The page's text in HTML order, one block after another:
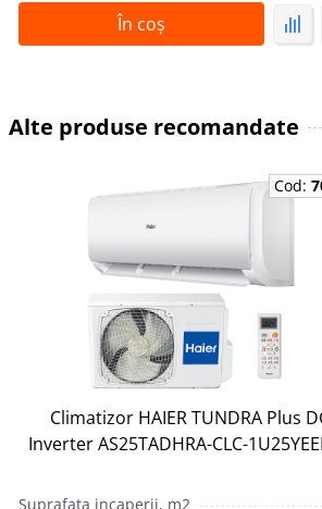
În coș
Alte produse recomandate
Cod:
Climatizor HAIER TUNDRA Plus
Inverter AS25TADHRA-CLC-
Suprafata incaperii, m2